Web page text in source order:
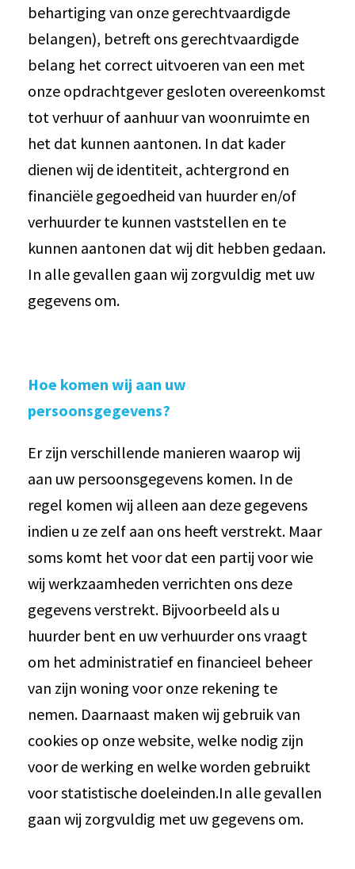
behartiging van onze gerechtvaardigde
belangen), betreft ons gerechtvaardigde
belang het correct uitvoeren van een met
onze opdrachtgever gesloten overeenkomst
tot verhuur of aanhuur van woonruimte en
het dat kunnen aantonen. In dat kader
dienen wij de identiteit, achtergrond en
financiële gegoedheid van huurder en/of
verhuurder te kunnen vaststellen en te
kunnen aantonen dat wij dit hebben gedaan.
In alle gevallen gaan wij zorgvuldig met uw
gegevens om.
Hoe komen wij aan uw
persoonsgegevens?
Er zijn verschillende manieren waarop wij
aan uw persoonsgegevens komen. In de
regel komen wij alleen aan deze gegevens
indien u ze zelf aan ons heeft verstrekt. Maar
soms komt het voor dat een partij voor wie
wij werkzaamheden verrichten ons deze
gegevens verstrekt. Bijvoorbeeld als u
huurder bent en uw verhuurder ons vraagt
om het administratief en financieel beheer
van zijn woning voor onze rekening te
nemen. Daarnaast maken wij gebruik van
cookies op onze website, welke nodig zijn
voor de werking en welke worden gebruikt
voor statistische doeleinden.In alle gevallen
gaan wij zorgvuldig met uw gegevens om.